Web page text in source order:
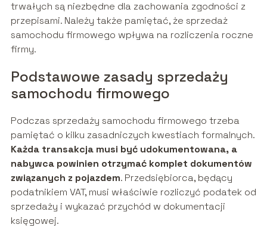
trwałych są niezbędne dla zachowania zgodności z
przepisami. Należy także pamiętać, że sprzedaż
samochodu firmowego wpływa na rozliczenia roczne
firmy.
Podstawowe zasady sprzedaży
samochodu firmowego
Podczas sprzedaży samochodu firmowego trzeba
pamiętać o kilku zasadniczych kwestiach formalnych.
Każda transakcja musi być udokumentowana, a
nabywca powinien otrzymać komplet dokumentów
związanych z pojazdem. Przedsiębiorca, będący
podatnikiem VAT, musi właściwie rozliczyć podatek od
sprzedaży i wykazać przychód w dokumentacji
księgowej.